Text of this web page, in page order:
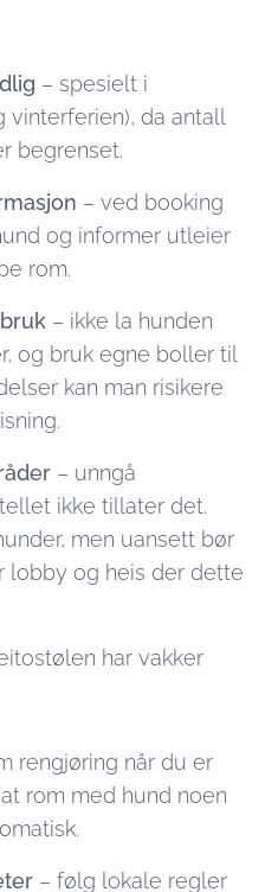
– spesielt i
da antall
begrenset.
– ved booking
og informer utleier
rom.
– ikke la hunden
og bruk egne boller til
kan man risikere
– unngå
ikke tillater det.
men uansett bør
og heis der dette
har vakker
rengjøring når du er
rom med hund noen
– følg lokale regler